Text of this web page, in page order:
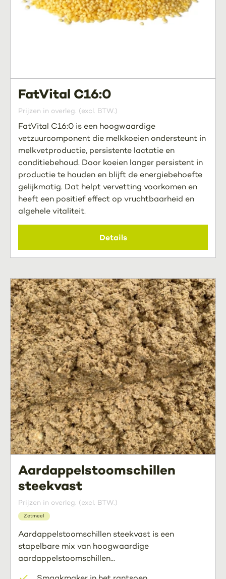
FatVital C16:0
Prijzen in overleg. (excl. BTW.)
FatVital C16:0 is een hoogwaardige
vetzuurcomponent die melkkoeien ondersteunt in
melkvetproductie, persistente lactatie en
conditiebehoud. Door koeien langer persistent in
productie te houden en blijft de energiebehoefte
gelijkmatig. Dat helpt vervetting voorkomen en
heeft een positief effect op vruchtbaarheid en
algehele vitaliteit.
Details
Aardappelstoomschillen
steekvast
Prijzen in overleg. (excl. BTW.)
Zetmeel
Aardappelstoomschillen steekvast is een
stapelbare mix van hoogwaardige
aardappelstoomschillen...